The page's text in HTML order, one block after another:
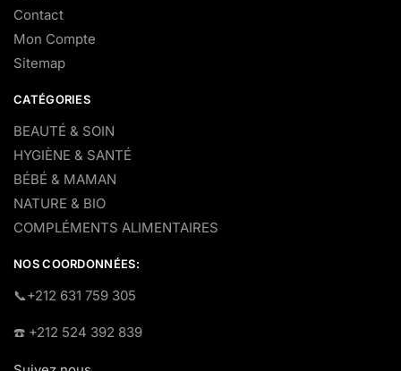
Contact
Mon Compte
Sitemap
CATÉGORIES
BEAUTÉ & SOIN
HYGIÈNE & SANTÉ
BÉBÉ & MAMAN
NATURE & BIO
COMPLÉMENTS ALIMENTAIRES
NOS COORDONNÉES:
​📞+212 631 759 305
☎️​ +212 524 392 839